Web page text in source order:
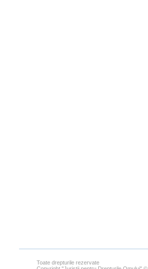
Toate drepturile rezervate